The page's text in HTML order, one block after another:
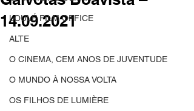
LOULÉ FILM OFFICE
ALTE
O CINEMA, CEM ANOS DE JUVENTUDE
O MUNDO À NOSSA VOLTA
OS FILHOS DE LUMIÈRE
14.09.2021